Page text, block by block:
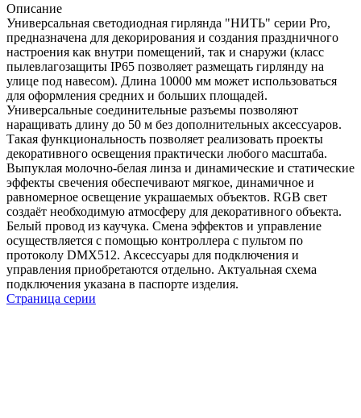
Описание
Универсальная светодиодная гирлянда "НИТЬ" серии Pro,
предназначена для декорирования и создания праздничного
настроения как внутри помещений, так и снаружи (класс
пылевлагозащиты IP65 позволяет размещать гирлянду на
улице под навесом). Длина 10000 мм может использоваться
для оформления средних и больших площадей.
Универсальные соединительные разъемы позволяют
наращивать длину до 50 м без дополнительных аксессуаров.
Такая функциональность позволяет реализовать проекты
декоративного освещения практически любого масштаба.
Выпуклая молочно-белая линза и динамические и статические
эффекты свечения обеспечивают мягкое, динамичное и
равномерное освещение украшаемых объектов. RGB свет
создаёт необходимую атмосферу для декоративного объекта.
Белый провод из каучука. Смена эффектов и управление
осуществляется с помощью контроллера с пультом по
протоколу DMX512. Аксессуары для подключения и
управления приобретаются отдельно. Актуальная схема
подключения указана в паспорте изделия.
Страница серии